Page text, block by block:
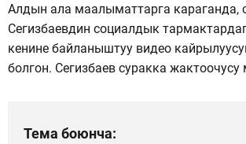
Алдын ала маалыматтарга караганда,
Сегизбаевдин социалдык
кенине байланыштуу видео
болгон. Сегизбаев суракка жактоочусу
Тема боюнча: